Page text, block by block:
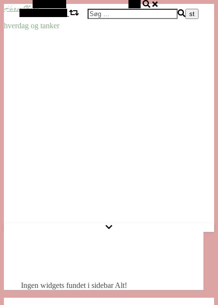
HorseShare
hverdag og tanker
Alt sidebar
Ingen widgets fundet i sidebar Alt!